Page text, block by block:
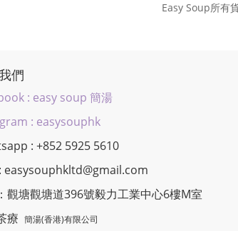
Easy Soup所有
們
: easy soup 簡湯
: easysouphk
: +852 5925 5610
easysouphkltd@gmail.com
觀塘觀塘道396號毅力工業中心6樓M室
療 簡湯(香港)有限公司